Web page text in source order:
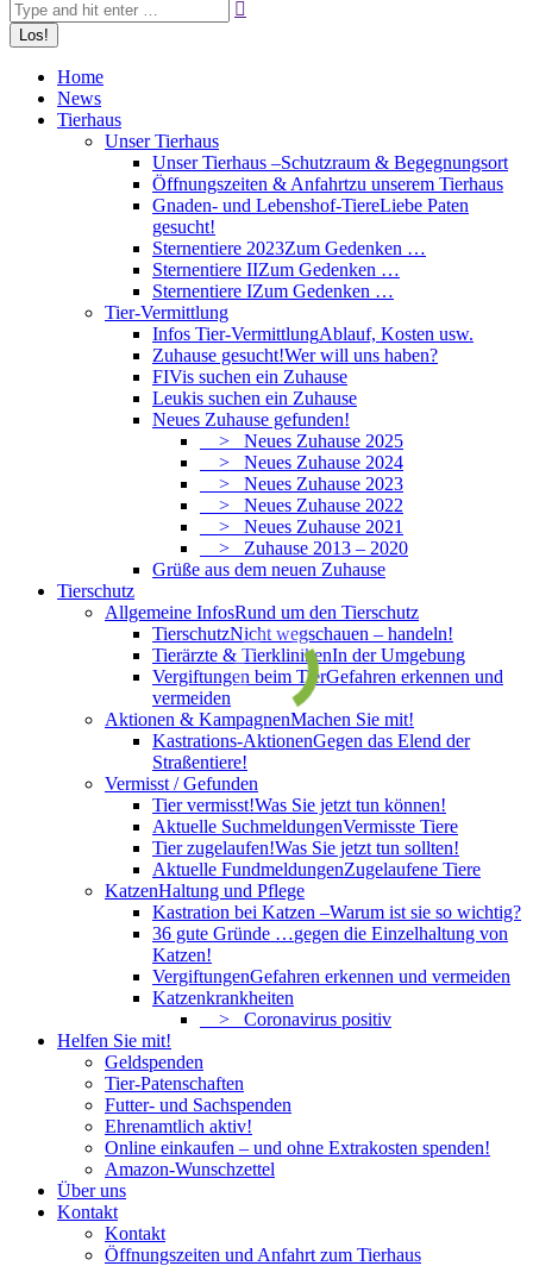
Home
News
Tierhaus
Unser Tierhaus
Unser Tierhaus –Schutzraum & Begegnungsort
Öffnungszeiten & Anfahrtzu unserem Tierhaus
Gnaden- und Lebenshof-TiereLiebe Paten
gesucht!
Sternentiere 2023Zum Gedenken …
Sternentiere IIZum Gedenken …
Sternentiere IZum Gedenken …
Tier-Vermittlung
Infos Tier-VermittlungAblauf, Kosten usw.
Zuhause gesucht!Wer will uns haben?
FIVis suchen ein Zuhause
Leukis suchen ein Zuhause
Neues Zuhause gefunden!
> Neues Zuhause 2025
> Neues Zuhause 2024
> Neues Zuhause 2023
> Neues Zuhause 2022
> Neues Zuhause 2021
> Zuhause 2013 – 2020
Grüße aus dem neuen Zuhause
Tierschutz
Allgemeine InfosRund um den Tierschutz
TierschutzNicht wegschauen – handeln!
Tierärzte & TierklinikenIn der Umgebung
Vergiftungen beim TierGefahren erkennen und
vermeiden
Aktionen & KampagnenMachen Sie mit!
Kastrations-AktionenGegen das Elend der
Straßentiere!
Vermisst / Gefunden
Tier vermisst!Was Sie jetzt tun können!
Aktuelle SuchmeldungenVermisste Tiere
Tier zugelaufen!Was Sie jetzt tun sollten!
Aktuelle FundmeldungenZugelaufene Tiere
KatzenHaltung und Pflege
Kastration bei Katzen –Warum ist sie so wichtig?
36 gute Gründe …gegen die Einzelhaltung von
Katzen!
VergiftungenGefahren erkennen und vermeiden
Katzenkrankheiten
> Coronavirus positiv
Helfen Sie mit!
Geldspenden
Tier-Patenschaften
Futter- und Sachspenden
Ehrenamtlich aktiv!
Online einkaufen – und ohne Extrakosten spenden!
Amazon-Wunschzettel
Über uns
Kontakt
Kontakt
Öffnungszeiten und Anfahrt zum Tierhaus